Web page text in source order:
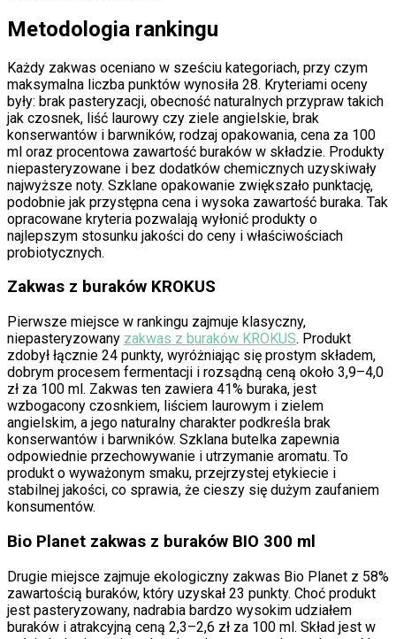
Metodologia rankingu
Każdy zakwas oceniano w sześciu kategoriach, przy czym
maksymalna liczba punktów wynosiła 28. Kryteriami oceny
były: brak pasteryzacji, obecność naturalnych przypraw takich
jak czosnek, liść laurowy czy ziele angielskie, brak
konserwantów i barwników, rodzaj opakowania, cena za 100
ml oraz procentowa zawartość buraków w składzie. Produkty
niepasteryzowane i bez dodatków chemicznych uzyskiwały
najwyższe noty. Szklane opakowanie zwiększało punktację,
podobnie jak przystępna cena i wysoka zawartość buraka. Tak
opracowane kryteria pozwalają wyłonić produkty o
najlepszym stosunku jakości do ceny i właściwościach
probiotycznych.
Zakwas z buraków KROKUS
Pierwsze miejsce w rankingu zajmuje klasyczny,
niepasteryzowany zakwas z buraków KROKUS. Produkt
zdobył łącznie 24 punkty, wyróżniając się prostym składem,
dobrym procesem fermentacji i rozsądną ceną około 3,9–4,0
zł za 100 ml. Zakwas ten zawiera 41% buraka, jest
wzbogacony czosnkiem, liściem laurowym i zielem
angielskim, a jego naturalny charakter podkreśla brak
konserwantów i barwników. Szklana butelka zapewnia
odpowiednie przechowywanie i utrzymanie aromatu. To
produkt o wyważonym smaku, przejrzystej etykiecie i
stabilnej jakości, co sprawia, że cieszy się dużym zaufaniem
konsumentów.
Bio Planet zakwas z buraków BIO 300 ml
Drugie miejsce zajmuje ekologiczny zakwas Bio Planet z 58%
zawartością buraków, który uzyskał 23 punkty. Choć produkt
jest pasteryzowany, nadrabia bardzo wysokim udziałem
buraków i atrakcyjną ceną 2,3–2,6 zł za 100 ml. Skład jest w